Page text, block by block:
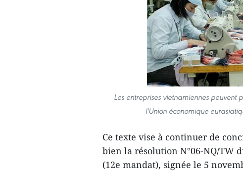
Les entreprises vietnamiennes
l'Union économique
Ce texte vise à continuer de
bien la résolution N°06-NQ/TW
(12e mandat), signée le 5